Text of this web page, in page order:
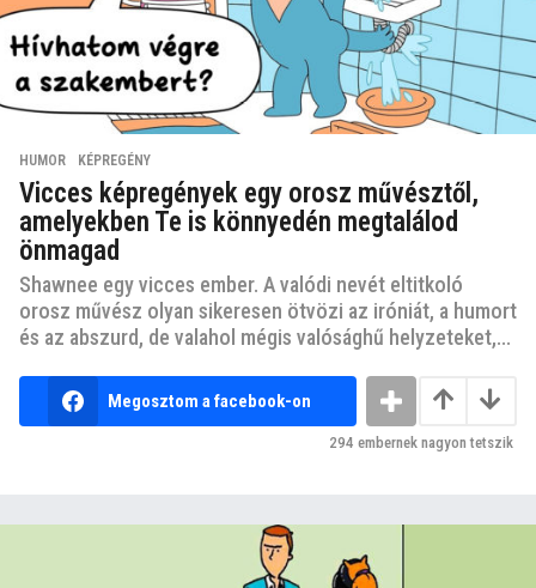
HUMOR ,KÉPREGÉNY
Vicces képregények egy orosz művésztől,
amelyekben Te is könnyedén megtalálod
önmagad
Shawnee egy vicces ember. A valódi nevét eltitkoló
orosz művész olyan sikeresen ötvözi az iróniát, a humort
és az abszurd, de valahol mégis valósághű helyzeteket,...
Megosztom a facebook-on
294 embernek nagyon tetszik